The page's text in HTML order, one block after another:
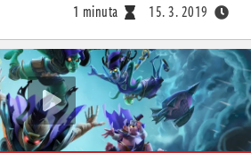
1 minuta 15. 3. 2019